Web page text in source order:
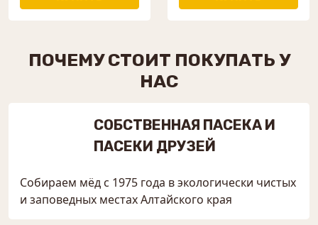
ПОЧЕМУ СТОИТ ПОКУПАТЬ У
НАС
СОБСТВЕННАЯ ПАСЕКА И
ПАСЕКИ ДРУЗЕЙ
Собираем мёд с 1975 года в экологически чистых
и заповедных местах Алтайского края